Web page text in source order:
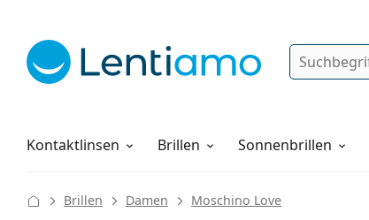
Suche
Kontaktlinsen
Pflegemittel Brillen Sonnenbrillen
Alles über den Einkauf
Brillen Damen Moschino Love